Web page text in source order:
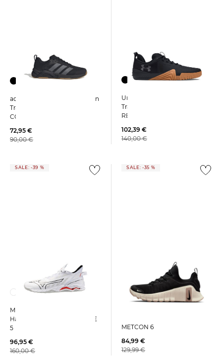
adidas Performance | Herren
Trainingsschuhe DROPSET
CONTROL
72,95 €
90,00 €
Under Armour | Herren
TrainingsschuheTRIBASE
REIGN 6
102,39 €
140,00 €
SALE: -39 %
Mizuno | Herren
Hallenschuhe WAVE MIRAGE
5
96,95 €
160,00 €
SALE: -35 %
METCON 6
84,99 €
129,99 €